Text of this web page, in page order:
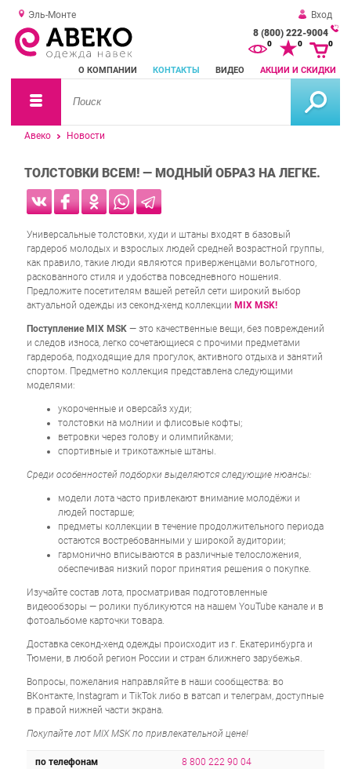
Эль-Монте
Вход
8 (800) 222-9004
О КОМПАНИИ КОНТАКТЫ ВИДЕО АКЦИИ И СКИДКИ
0 0 0
Авеко Новости
ТОЛСТОВКИ ВСЕМ! — МОДНЫЙ ОБРАЗ НА ЛЕГКЕ.
Универсальные толстовки, худи и штаны входят в базовый
гардероб молодых и взрослых людей средней возрастной группы,
как правило, такие люди являются приверженцами вольготного,
раскованного стиля и удобства повседневного ношения.
Предложите посетителям вашей ретейл сети широкий выбор
актуальной одежды из секонд-хенд коллекции MIX MSK!
Поступление MIX MSK — это качественные вещи, без повреждений
и следов износа, легко сочетающиеся с прочими предметами
гардероба, подходящие для прогулок, активного отдыха и занятий
спортом. Предметно коллекция представлена следующими
моделями:
укороченные и оверсайз худи;
толстовки на молнии и флисовые кофты;
ветровки через голову и олимпийками;
спортивные и трикотажные штаны.
Среди особенностей подборки выделяются следующие нюансы:
модели лота часто привлекают внимание молодёжи и
людей постарше;
предметы коллекции в течение продолжительного периода
остаются востребованными у широкой аудитории;
гармонично вписываются в различные телосложения,
обеспечивая низкий порог принятия решения о покупке.
Изучайте состав лота, просматривая подготовленные
видеообзоры — ролики публикуются на нашем YouTube канале и в
фотоальбоме карточки товара.
Доставка секонд-хенд одежды происходит из г. Екатеринбурга и
Тюмени, в любой регион России и стран ближнего зарубежья.
Вопросы, пожелания направляйте в наши сообщества: во
ВКонтакте, Instagram и TikTok либо в ватсап и телеграм, доступные
в правой нижней части экрана.
Покупайте лот MIX MSK по привлекательной цене!
по телефонам 8 800 222 90 04